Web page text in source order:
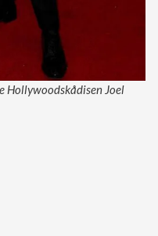
Hollywoodskådisen Joel